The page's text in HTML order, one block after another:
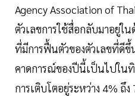
Agency Association of
ตัวเลขการใช้สื่อกลับมาอยู่ใ
ที่มีการฟื้นตัวของตัวเลขที่ดีขึ้
คาดการณ์ของปีนี้เป็นไปใน
การเติบโตอยู่ระหว่าง 4%